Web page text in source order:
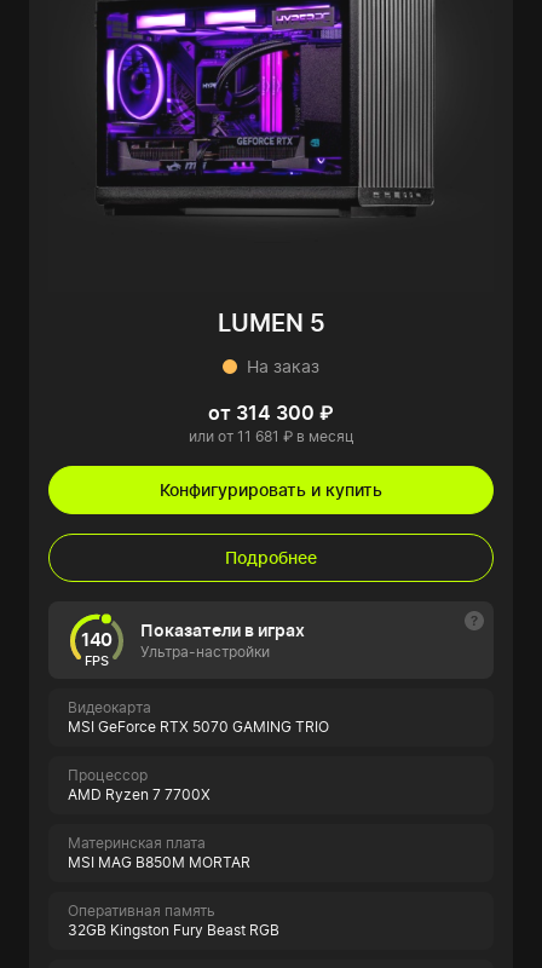
LUMEN 5
На заказ
от 314 300 ₽
или от 11 681 ₽ в месяц
Конфигурировать и купить
Подробнее
140
FPS
Показатели в играх
Ультра-настройки
Видеокарта
MSI GeForce RTX 5070 GAMING TRIO
Процессор
AMD Ryzen 7 7700X
Материнская плата
MSI MAG B850M MORTAR
Оперативная память
32GB Kingston Fury Beast RGB